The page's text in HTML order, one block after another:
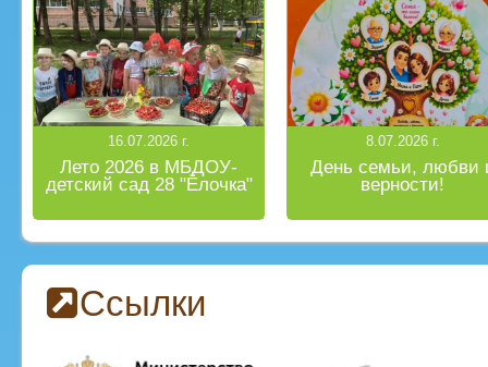
16.07.2026 г.
Лето 2026 в МБДОУ-
детский сад 28 "Ёлочка"
8.07.2026 г.
День семьи, любви
верности!
Ссылки